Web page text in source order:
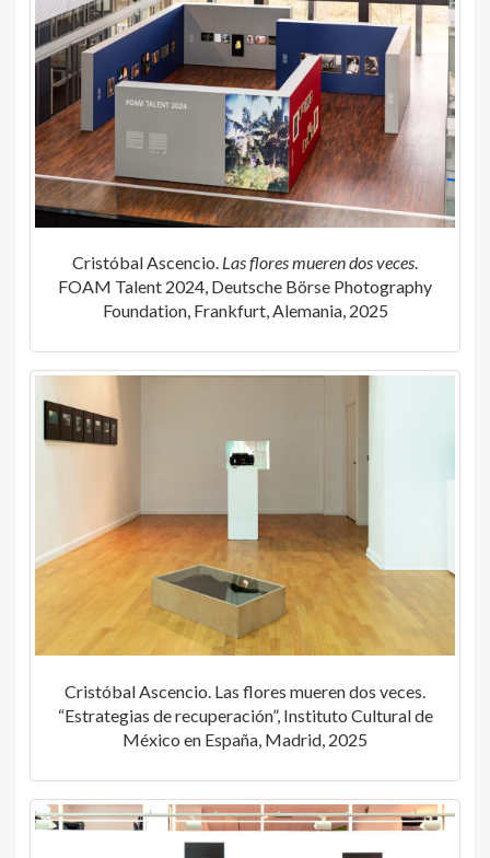
Cristóbal Ascencio. Las flores mueren dos veces.
FOAM Talent 2024, Deutsche Börse Photography
Foundation, Frankfurt, Alemania, 2025
Cristóbal Ascencio. Las flores mueren dos veces.
“Estrategias de recuperación”, Instituto Cultural de
México en España, Madrid, 2025